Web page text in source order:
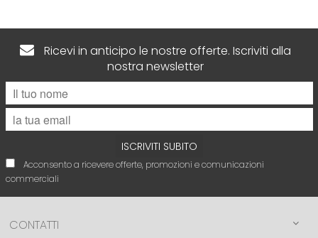
Ricevi in anticipo le nostre offerte. Iscriviti alla
nostra newsletter
ISCRIVITI SUBITO
Acconsento a ricevere offerte, promozioni e comunicazioni
commerciali
CONTATTI